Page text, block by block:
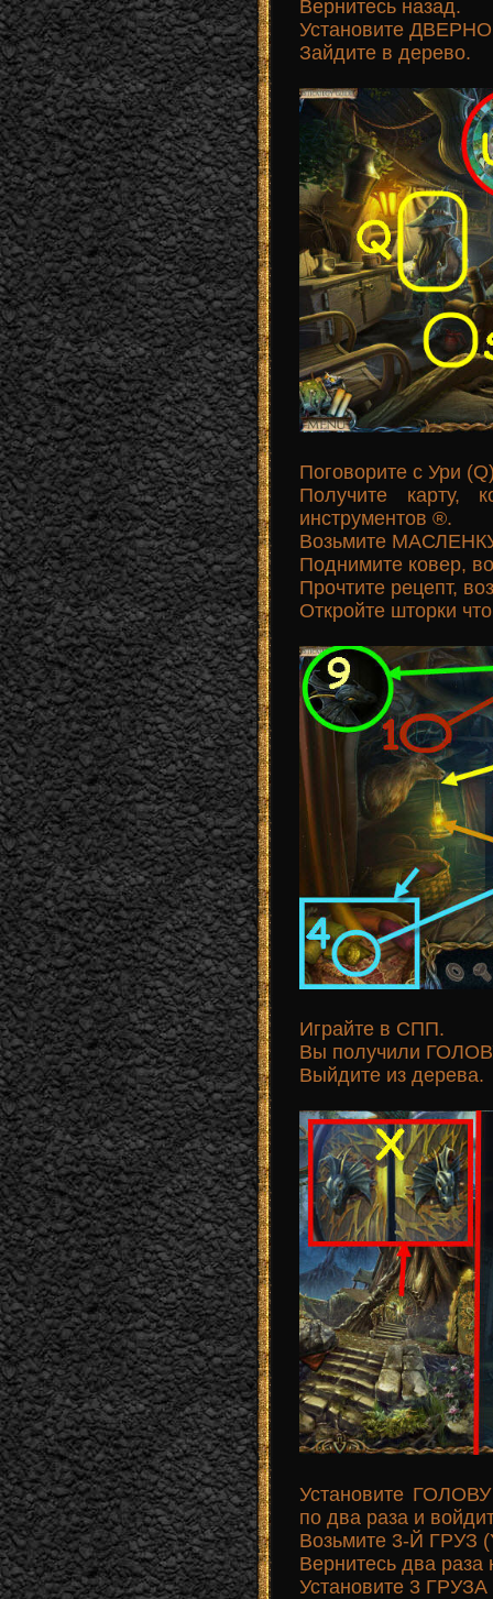
Вернитесь назад.
Установите
Зайдите в дерево.
Поговорите с Ури
Получите карту,
инструментов ®.
Возьмите
Поднимите ковер,
Прочтите рецепт,
Откройте шторки
Играйте в СПП.
Вы получили
Выйдите из дерева.
Установите
по два раза и
Возьмите 3-Й ГРУЗ
Вернитесь два раза
Установите 3